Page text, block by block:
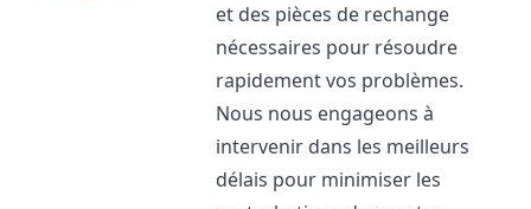
et des pièces de rechange
nécessaires pour résoudre
rapidement vos problèmes.
Nous nous engageons à
intervenir dans les meilleurs
délais pour minimiser les